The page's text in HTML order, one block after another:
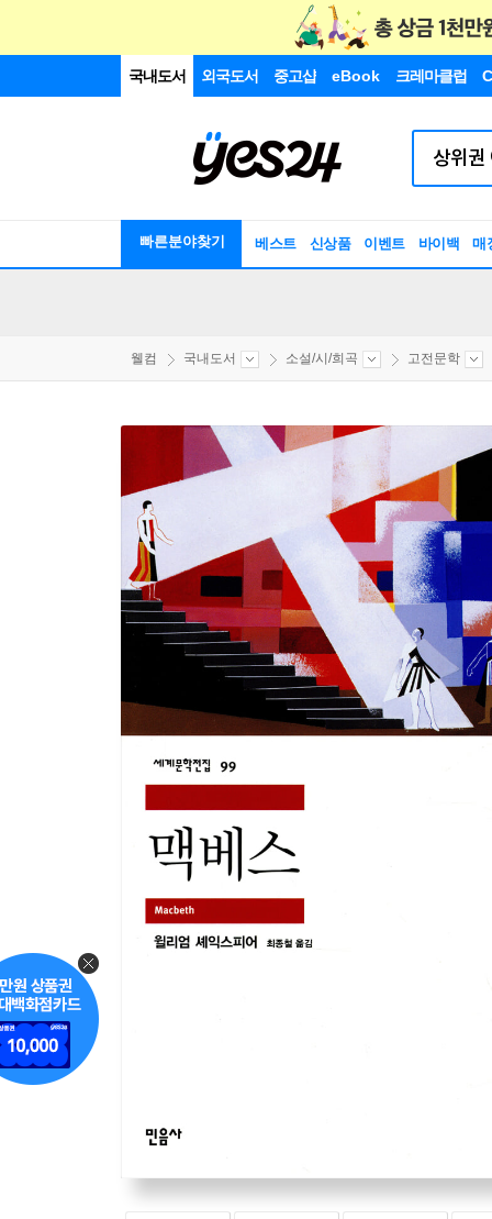
국내도서 외국도서 중고샵 eBook 크레마클럽
빠른분야찾기 베스트 신상품 이벤트 바이백 매
웰컴 국내도서 소설/시/희곡 고전문학